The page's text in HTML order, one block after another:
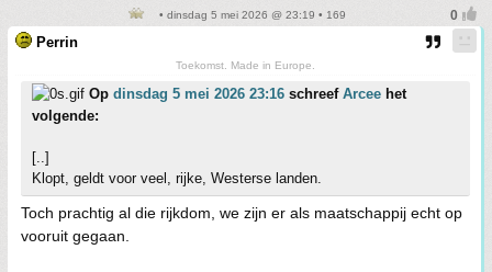
• dinsdag 5 mei 2026 @ 23:19 • 169
Perrin
Toekomst. Made in Europe.
Op dinsdag 5 mei 2026 23:16 schreef Arcee het
volgende:
[..]
Klopt, geldt voor veel, rijke, Westerse landen.
Toch prachtig al die rijkdom, we zijn er als maatschappij echt op
vooruit gegaan.